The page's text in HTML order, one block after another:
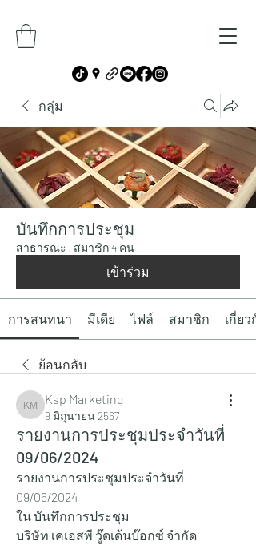
กลุ่ม
บันทึกการประชุม
สาธารณะ · สมาชิก 4 คน
เข้าร่วม
การสนทนา มีเดีย ไฟล์ สมาชิก เกี่ยว
ย้อนกลับ
Ksp Marketing
Ksp Marketing
9 มิถุนายน 2567
รายงานการประชุมประจำวันที่
09/06/2024
รายงานการประชุมประจำวันที่
09/06/2024
ใน บันทึกการประชุม
บริษัท เคเอสพี วู๊ดเด้นบ๊อกซ์ จำกัด